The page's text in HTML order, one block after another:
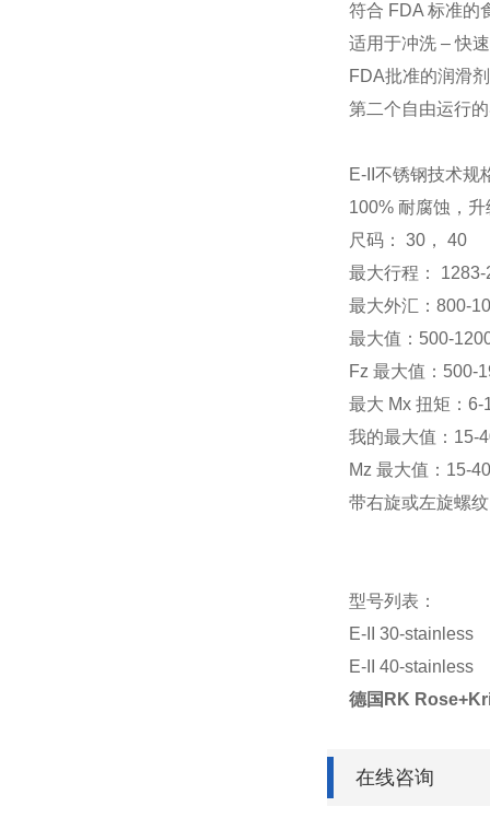
符合 FDA 标准的
适用于冲洗 – 快
FDA批准的润滑
第二个自由运行
E-II不锈钢技术规
100% 耐腐蚀，
尺码： 30， 40
最大行程： 1283-
最大外汇：800-
最大值：500-
Fz 最大值：500-
最大 Mx 扭矩：6-
我的最大值：15-
Mz 最大值：15-
带右旋或左旋螺
型号列表：
E-II 30-stainless
E-II 40-stainless
德国RK
在线咨询